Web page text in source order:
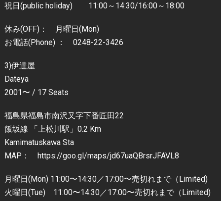
祝日(public holiday) 11:00～14:30/16:00～18:00
休み(OFF)： 月曜日(Mon)
お電話(Phone) ： 0248-22-3426
3)伊達屋
Dateya
2001〜 / 17 Seats
福島県福島市南沢又字下番匠田22
飯坂線 「上松川駅」0.2 Km
Kamimatuskawa Sta
MAP： https://goo.gl/maps/jd67uaQBrsrJFAVL8
月曜日(Mon) 11:00〜14:30／17:00〜売切れまで（Limited)
火曜日(Tue) 11:00〜14:30／17:00〜売切れまで（Limited)